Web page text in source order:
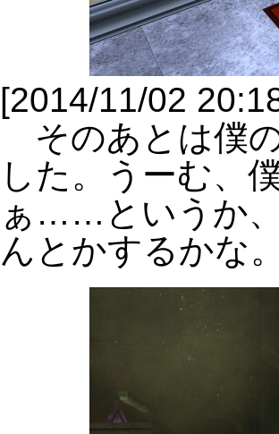
[2014/11/02
そのあとは僕
した。うーむ、
ぁ……というか
んとかするかな。